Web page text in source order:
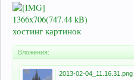
1366x706(747.44 kB)
хостинг картинок
Вложения:
2013-02-04_11.16.31.png